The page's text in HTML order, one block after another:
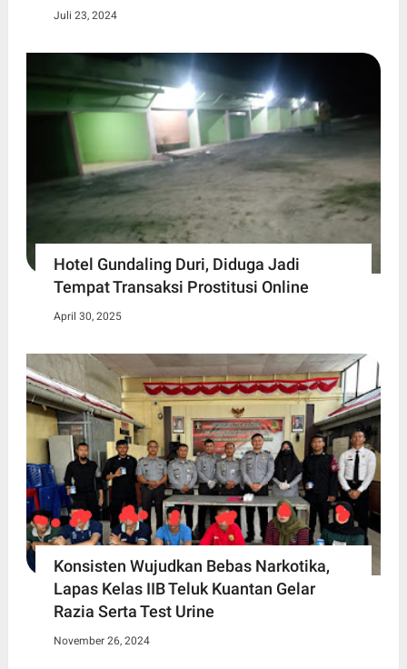
Juli 23, 2024
Hotel Gundaling Duri, Diduga Jadi
Tempat Transaksi Prostitusi Online
April 30, 2025
Konsisten Wujudkan Bebas Narkotika,
Lapas Kelas IIB Teluk Kuantan Gelar
Razia Serta Test Urine
November 26, 2024